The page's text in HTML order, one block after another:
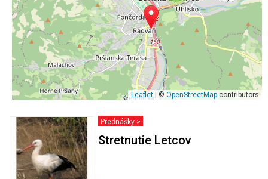
Leaflet| © OpenStreetMap contributors
Prednášky >
Stretnutie Letcov